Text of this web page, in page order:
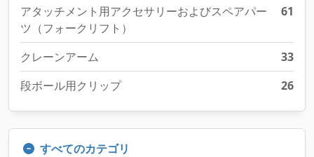
アタッチメント用アクセサリーおよびスペアパー
ツ（フォークリフト）
61
クレーンアーム
33
段ボール用クリップ
26
すべてのカテゴリ